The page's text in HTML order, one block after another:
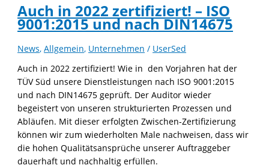
Auch in 2022 zertifiziert! – ISO
9001:2015 und nach DIN14675
News,Allgemein, Unternehmen / UserSed
Auch in 2022 zertifiziert! Wie in den Vorjahren hat der
TÜV Süd unsere Dienstleistungen nach ISO 9001:2015
und nach DIN14675 geprüft. Der Auditor wieder
begeistert von unseren strukturierten Prozessen und
Abläufen. Mit dieser erfolgten Zwischen-Zertifizierung
können wir zum wiederholten Male nachweisen, dass wir
die hohen Qualitätsansprüche unserer Auftraggeber
dauerhaft und nachhaltig erfüllen.